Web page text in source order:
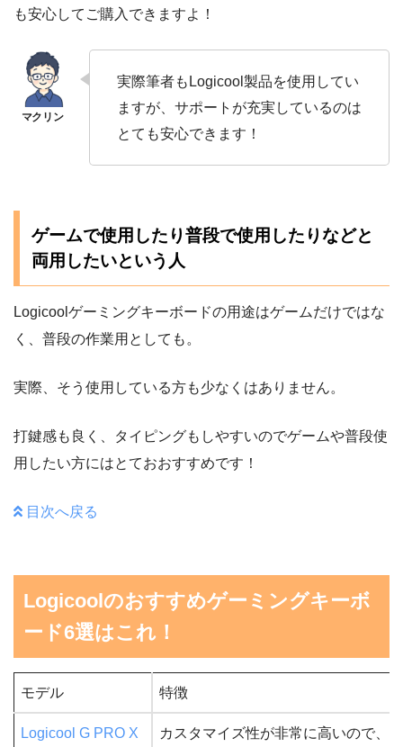
も安心してご購入できますよ！
実際筆者もLogicool製品を使用してい
ますが、サポートが充実しているのは
とても安心できます！
ゲームで使用したり普段で使用したりなどと
両用したいという人
Logicoolゲーミングキーボードの用途はゲームだけではな
く、普段の作業用としても。
実際、そう使用している方も少なくはありません。
打鍵感も良く、タイピングもしやすいのでゲームや普段使
用したい方にはとておおすすめです！
目次へ戻る
Logicoolのおすすめゲーミングキーボ
ード6選はこれ！
モデル 特徴
Logicool G PRO X カスタマイズ性が非常に高いので、